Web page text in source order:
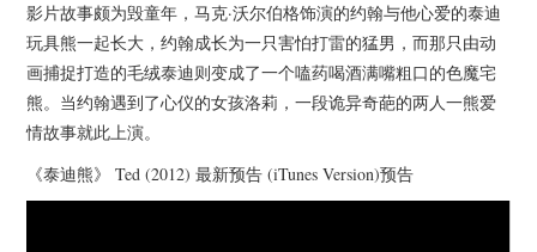
美剧英剧
电影档期
影片故事颇为毁童年，马克·沃尔伯格饰演的约翰与他心爱的泰迪
玩具熊一起长大，约翰成长为一只害怕打雷的猛男，而那只由动
画捕捉打造的毛绒泰迪则变成了一个嗑药喝酒满嘴粗口的色魔宅
熊。当约翰遇到了心仪的女孩洛莉，一段诡异奇葩的两人一熊爱
情故事就此上演。
《泰迪熊》 Ted (2012) 最新预告 (iTunes Version)预告